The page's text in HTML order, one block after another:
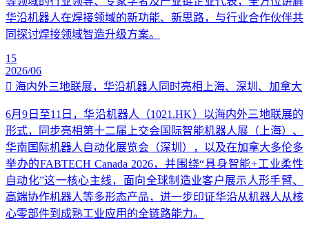
华沿机器人在焊接领域的新功能、新思路，与行业合作伙伴共
同探讨焊接领域智造升级方案。
15
2026/06
海内外三地联展，华沿机器人同时亮相上海、深圳、加拿大
6月9日至11日，华沿机器人（1021.HK）以海内外三地联展的
形式，同步亮相第十二届上交会国际智能机器人展（上海）、
华南国际机器人自动化展览会（深圳），以及在加拿大多伦多
举办的FABTECH Canada 2026，并围绕“具身智能+工业柔性
自动化”这一核心主线，面向全球制造业客户展示人形手臂、
高端协作机器人等多形态产品，进一步印证华沿从机器人从核
心零部件到成熟工业应用的全链路能力。